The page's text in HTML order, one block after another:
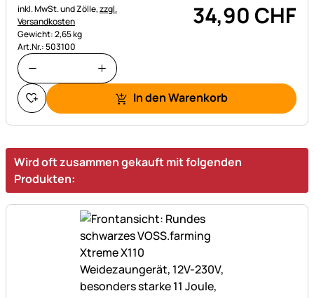
Steuerhinweis:
inkl. MwSt. und Zölle,zzgl.
Versandkosten
Gewicht: 2,65 kg
Art.Nr.: 503100
34,90 CHF
In den Warenkorb
Wird oft zusammen gekauft mit folgenden
Produkten: